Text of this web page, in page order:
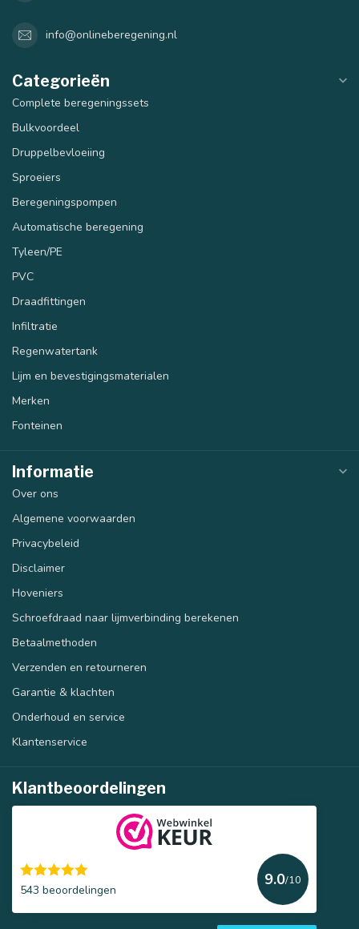
info@onlineberegening.nl
Categorieën
Complete beregeningssets
Bulkvoordeel
Druppelbevloeiing
Sproeiers
Beregeningspompen
Automatische beregening
Tyleen/PE
PVC
Draadfittingen
Infiltratie
Regenwatertank
Lijm en bevestigingsmaterialen
Merken
Fonteinen
Informatie
Over ons
Algemene voorwaarden
Privacybeleid
Disclaimer
Hoveniers
Schroefdraad naar lijmverbinding berekenen
Betaalmethoden
Verzenden en retourneren
Garantie & klachten
Onderhoud en service
Klantenservice
Klantbeoordelingen
543 beoordelingen
9.0/10